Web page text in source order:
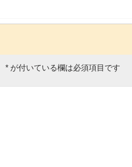
* が付いている欄は必須項目です